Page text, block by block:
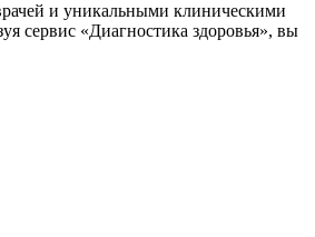
и уникальными клиническими
сервис «Диагностика здоровья», вы